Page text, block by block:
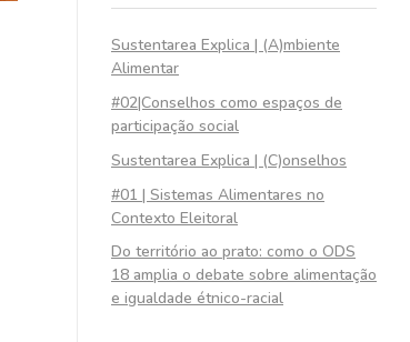
Sustentarea Explica | (A)mbiente
Alimentar
#02|Conselhos como espaços de
participação social
Sustentarea Explica | (C)onselhos
#01 | Sistemas Alimentares no
Contexto Eleitoral
Do território ao prato: como o ODS
18 amplia o debate sobre alimentação
e igualdade étnico-racial